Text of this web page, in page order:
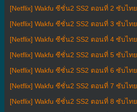
[Netflix] Wakfu ซีซั่น2 SS2 ตอนที่ 2 ซับไทย
[Netflix] Wakfu ซีซั่น2 SS2 ตอนที่ 3 ซับไทย
[Netflix] Wakfu ซีซั่น2 SS2 ตอนที่ 4 ซับไทย
[Netflix] Wakfu ซีซั่น2 SS2 ตอนที่ 5 ซับไทย
[Netflix] Wakfu ซีซั่น2 SS2 ตอนที่ 6 ซับไทย
[Netflix] Wakfu ซีซั่น2 SS2 ตอนที่ 7 ซับไทย
[Netflix] Wakfu ซีซั่น2 SS2 ตอนที่ 8 ซับไทย